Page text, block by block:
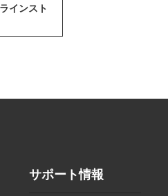
インスト
サポート情報